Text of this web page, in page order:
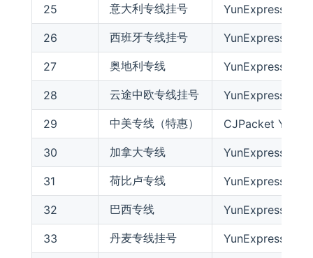
25 意大利专线挂号 YunExpress
26 西班牙专线挂号 YunExpress
27 奥地利专线 YunExpress
28 云途中欧专线挂号 YunExpress
29 中美专线（特惠） CJPacket YT US
30 加拿大专线 YunExpress
31 荷比卢专线 YunExpress
32 巴西专线 YunExpress
33 丹麦专线挂号 YunExpress